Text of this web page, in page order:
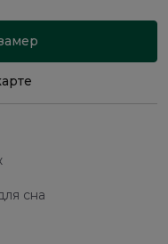
сна